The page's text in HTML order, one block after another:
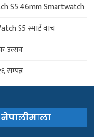
S5 46mm Smartwatch
S5 स्मार्ट वाच
उत्सव
सम्पन्न